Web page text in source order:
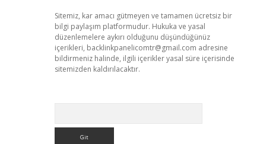
Sitemiz, kar amacı gütmeyen ve tamamen ücretsiz bir
bilgi paylaşım platformudur. Hukuka ve yasal
düzenlemelere aykırı olduğunu düşündüğünüz
içerikleri, backlinkpanelicomtr@gmail.com adresine
bildirmeniz halinde, ilgili içerikler yasal süre içerisinde
sitemizden kaldırılacaktır.